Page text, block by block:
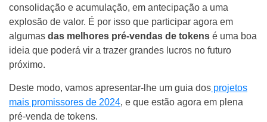
consolidação e acumulação, em antecipação a uma
explosão de valor. É por isso que participar agora em
algumas das melhores pré-vendas de tokens é uma boa
ideia que poderá vir a trazer grandes lucros no futuro
próximo.
Deste modo, vamos apresentar-lhe um guia dos projetos
mais promissores de 2024, e que estão agora em plena
pré-venda de tokens.